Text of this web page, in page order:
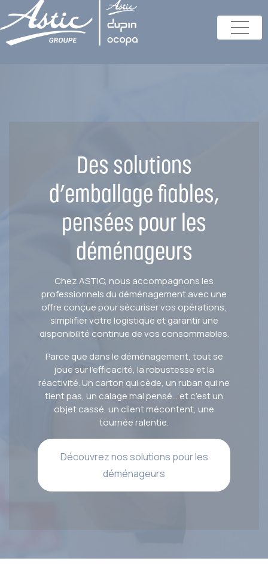
Des solutions
d’emballage fiables,
pensées pour les
déménageurs
Chez ASTIC, nous accompagnons les
professionnels du déménagement avec une
offre conçue pour sécuriser vos opérations,
simplifier votre logistique et garantir une
disponibilité continue de vos consommables.
Parce que dans le déménagement, tout se
joue sur l’efficacité, la robustesse et la
réactivité. Un carton qui cède, un ruban qui ne
tient pas, un calage mal pensé… et c’est un
objet cassé, un client mécontent, une
tournée ralentie.
Découvrez nos solutions pour les
déménageurs